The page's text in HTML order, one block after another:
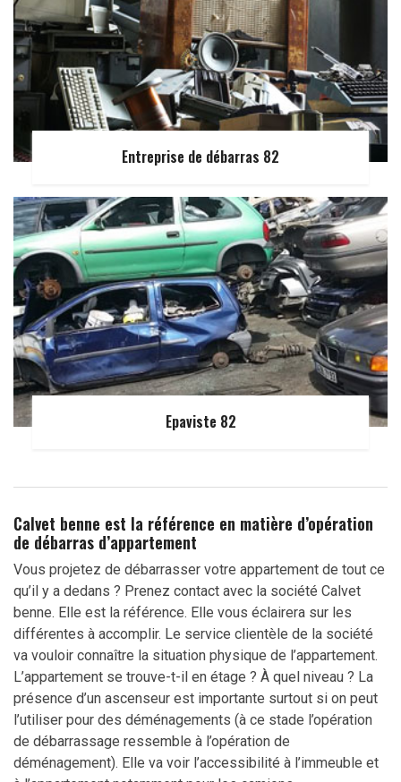
Entreprise de débarras 82
Epaviste 82
Calvet benne est la référence en matière d’opération
de débarras d’appartement
Vous projetez de débarrasser votre appartement de tout ce
qu’il y a dedans ? Prenez contact avec la société Calvet
benne. Elle est la référence. Elle vous éclairera sur les
différentes à accomplir. Le service clientèle de la société
va vouloir connaître la situation physique de l’appartement.
L’appartement se trouve-t-il en étage ? À quel niveau ? La
présence d’un ascenseur est importante surtout si on peut
l’utiliser pour des déménagements (à ce stade l’opération
de débarrassage ressemble à l’opération de
déménagement). Elle va voir l’accessibilité à l’immeuble et